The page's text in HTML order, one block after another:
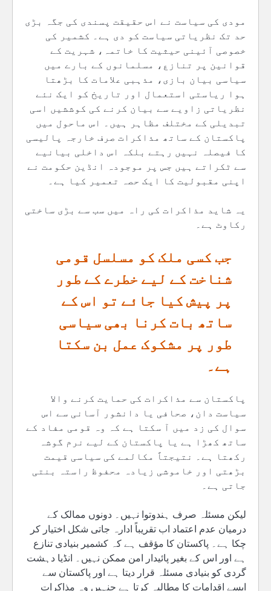
مودی کی سیاست نے اس حقیقت پسندی کی جگہ بڑی
حد تک نظریاتی سیاست کو دی ہے۔ کشمیر کی
خصوصی آئینی حیثیت کا خاتمہ، شہریت کے
قوانین پر تنازع، مسلمانوں کے بارے میں
سیاسی بیان بازی، مذہبی علامات کا بڑھتا
ہوا ریاستی استعمال اور تاریخ کو ایک نئے
نظریاتی زاویے سے بیان کرنے کی کوششیں اسی
تبدیلی کے مختلف مظاہر ہیں۔ اس ماحول میں
پاکستان کے ساتھ مذاکرات صرف خارجہ پالیسی
کا فیصلہ نہیں رہتے بلکہ اس داخلی بیانیے
سے ٹکراتے ہیں جس پر موجودہ انڈین حکومت نے
اپنی مقبولیت کا ایک حصہ تعمیر کیا ہے۔
یہ شاید مذاکرات کی راہ میں سب سے بڑی ساختی
رکاوٹ ہے۔
جب کسی ملک کو مسلسل قومی
شناخت کے لیے خطرے کے طور
پر پیش کیا جائے تو اس کے
ساتھ بات کرنا بھی سیاسی
طور پر مشکوک عمل بن سکتا
ہے۔
پاکستان سے مذاکرات کی حمایت کرنے والا
سیاست دان، صحافی یا دانشور آسانی سے اس
سوال کی زد میں آ سکتا ہے کہ وہ قومی مفاد کے
ساتھ کھڑا ہے یا پاکستان کے لیے نرم گوشہ
رکھتا ہے۔ نتیجتاً مکالمے کی سیاسی قیمت
بڑھتی اور خاموشی زیادہ محفوظ راستہ بنتی
جاتی ہے۔
لیکن مسئلہ صرف ہندوتوا نہیں۔ دونوں ممالک کے
درمیان عدم اعتماد اب تقریباً ادارہ جاتی شکل اختیار کر
چکا ہے۔ پاکستان کا مؤقف ہے کہ کشمیر بنیادی تنازع
ہے اور اس کے بغیر پائیدار امن ممکن نہیں۔ انڈیا دہشت
گردی کو بنیادی مسئلہ قرار دیتا ہے اور پاکستان سے
ایسے اقدامات کا مطالبہ کرتا ہے جنہیں وہ مذاکرات